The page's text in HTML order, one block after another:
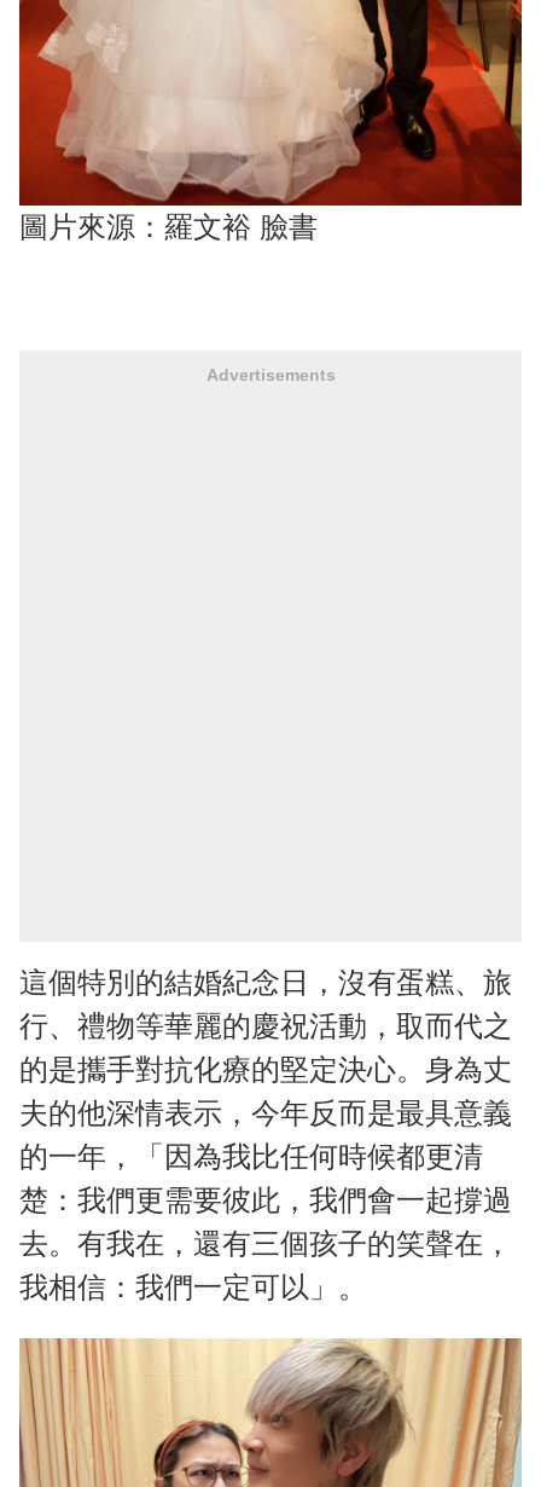
圖片來源：羅文裕 臉書
Advertisements
這個特別的結婚紀念日，沒有蛋糕、旅
行、禮物等華麗的慶祝活動，取而代之
的是攜手對抗化療的堅定決心。身為丈
夫的他深情表示，今年反而是最具意義
的一年，「因為我比任何時候都更清
楚：我們更需要彼此，我們會一起撐過
去。有我在，還有三個孩子的笑聲在，
我相信：我們一定可以」。